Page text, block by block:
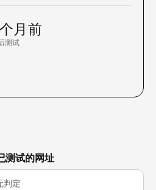
月前
测试
试的网址
判定